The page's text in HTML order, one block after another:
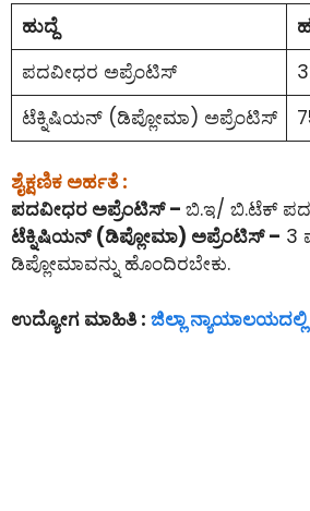
ಹುದ್ದೆ
ಪದವೀಧರ ಅಪ್ರೆಂಟಿಸ್
ಟೆಕ್ನಿಷಿಯನ್ (ಡಿಪ್ಲೋಮಾ) ಅಪ್ರೆಂಟಿಸ್
ಶೈಕ್ಷಣಿಕ ಅರ್ಹತೆ :
ಪದವೀಧರ ಅಪ್ರೆಂಟಿಸ್ – ಬಿ.ಇ/ ಬಿ.ಟೆಕ್
ಟೆಕ್ನಿಷಿಯನ್ (ಡಿಪ್ಲೋಮಾ) ಅಪ್ರೆಂಟಿಸ್ – 3
ಡಿಪ್ಲೋಮಾವನ್ನು ಹೊಂದಿರಬೇಕು.
ಉದ್ಯೋಗ ಮಾಹಿತಿ : ಜಿಲ್ಲಾ